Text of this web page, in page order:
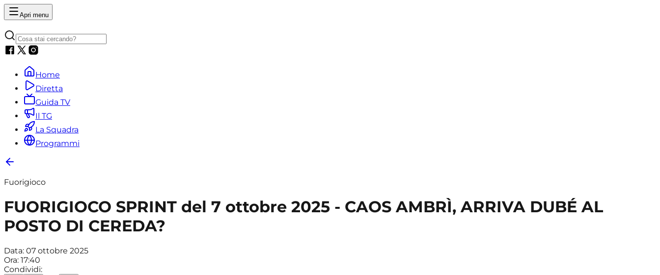
Apri menu
Home
Diretta
Guida TV
Il TG
La Squadra
Programmi
Fuorigioco
FUORIGIOCO SPRINT del 7 ottobre 2025 - CAOS AMBRÌ, ARRIVA DUBÉ AL
POSTO DI CEREDA?
Data: 07 ottobre 2025
Ora: 17:40
Condividi: